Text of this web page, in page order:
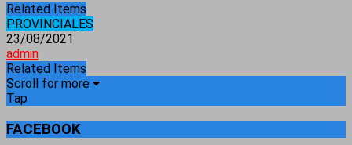
Related Items
PROVINCIALES
23/08/2021
admin
Related Items
Scroll for more
Tap
FACEBOOK